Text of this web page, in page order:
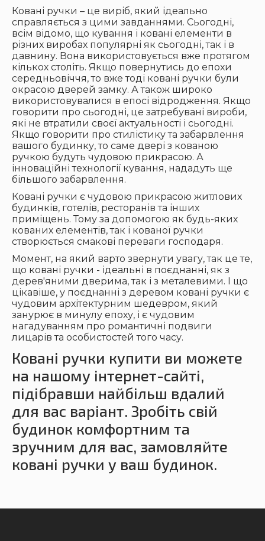
Ковані ручки – це виріб, який ідеально
справляється з цими завданнями. Сьогодні,
всім відомо, що кування і ковані елементи в
різних виробах популярні як сьогодні, так і в
давнину. Вона використовується вже протягом
кількох століть. Якщо повернутись до епохи
середньовіччя, то вже тоді ковані ручки були
окрасою дверей замку. А також широко
використовувалися в епосі відродження. Якщо
говорити про сьогодні, це затребувані вироби,
які не втратили своєї актуальності і сьогодні.
Якщо говорити про стилістику та забарвлення
вашого будинку, то саме двері з кованою
ручкою будуть чудовою прикрасою. А
інноваційні технології кування, нададуть ще
більшого забарвлення.
Ковані ручки є чудовою прикрасою житлових
будинків, готелів, ресторанів та інших
приміщень. Тому за допомогою як будь-яких
кованих елементів, так і кованої ручки
створюється смакові переваги господаря.
Момент, на який варто звернути увагу, так це те,
що ковані ручки - ідеальні в поєднанні, як з
дерев'яними дверима, так і з металевими. І що
цікавіше, у поєднанні з деревом ковані ручки є
чудовим архітектурним шедевром, який
занурює в минулу епоху, і є чудовим
нагадуванням про романтичні подвиги
лицарів та особистостей того часу.
Ковані ручки купити ви можете
на нашому інтернет-сайті,
підібравши найбільш вдалий
для вас варіант. Зробіть свій
будинок комфортним та
зручним для вас, замовляйте
ковані ручки у ваш будинок.